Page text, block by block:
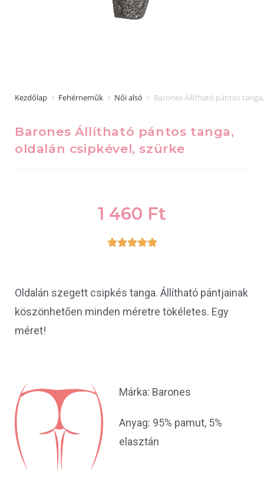
Kezdőlap > Fehérneműk > Női alsó > Barones Állítható pántos
Barones Állítható pántos tanga,
oldalán csipkével, szürke
1 460 Ft

Oldalán szegett csipkés tanga. Állítható pántjainak
köszönhetően minden méretre tökéletes. Egy
méret!
Márka: Barones
Anyag: 95% pamut, 5%
elasztán